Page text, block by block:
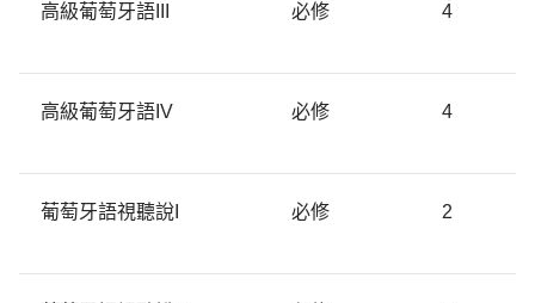
高級葡萄牙語III 必修 4
高級葡萄牙語IV 必修 4
葡萄牙語視聽說I 必修 2